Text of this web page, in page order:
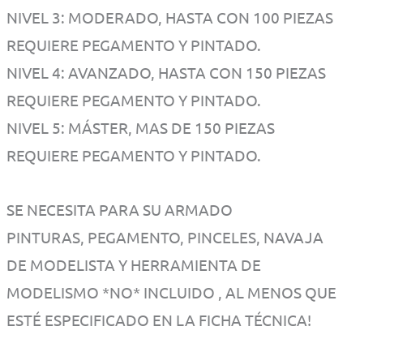
NIVEL 3: MODERADO, HASTA CON 100 PIEZAS
REQUIERE PEGAMENTO Y PINTADO.
NIVEL 4: AVANZADO, HASTA CON 150 PIEZAS
REQUIERE PEGAMENTO Y PINTADO.
NIVEL 5: MÁSTER, MAS DE 150 PIEZAS
REQUIERE PEGAMENTO Y PINTADO.
SE NECESITA PARA SU ARMADO
PINTURAS, PEGAMENTO, PINCELES, NAVAJA
DE MODELISTA Y HERRAMIENTA DE
MODELISMO *NO* INCLUIDO , AL MENOS QUE
ESTÉ ESPECIFICADO EN LA FICHA TÉCNICA!